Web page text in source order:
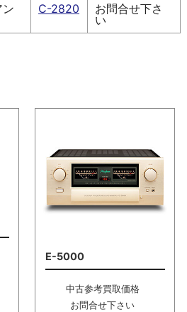
ン
C-2820
お問合せ下さ
い
E-5000
中古参考買取価格
お問合せ下さい